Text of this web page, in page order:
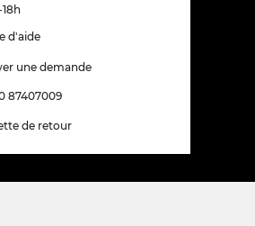
d'aide
une demande
87407009
de retour